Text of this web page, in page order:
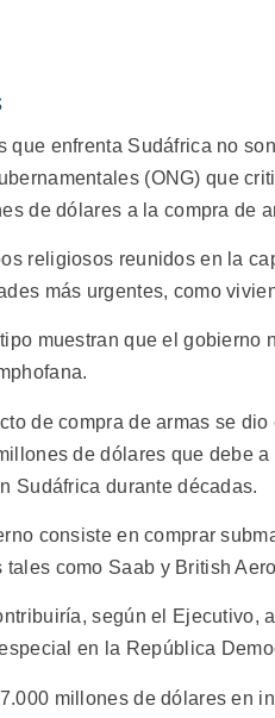
que enfrenta Sudáfrica no
(ONG) que
de dólares a la compra de
religiosos reunidos en la
más urgentes, como
muestran que el gobierno
de compra de armas se
de dólares que debe
Sudáfrica durante décadas.
consiste en comprar
como Saab y British
según el Ejecutivo,
en la República
millones de dólares en